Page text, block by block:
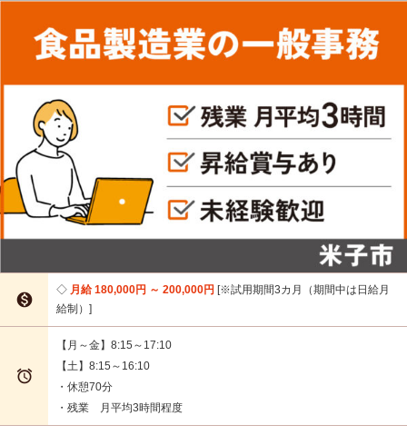

月給 180,000円 ～ 200,000円 ※試用期間3カ月（期間中は日給月
給制）

【月～金】8:15～17:10
【土】8:15～16:10
・休憩70分
・残業 月平均3時間程度